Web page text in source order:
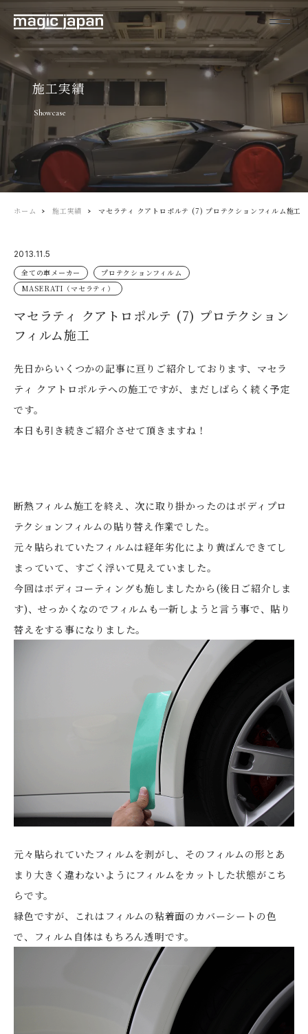
施工実績
Showcase
ホーム 施工実績 マセラティ クアトロポルテ (7) プロテクションフィルム施工
2013.11.5
全ての車メーカー
プロテクションフィルム
MASERATI（マセラティ）
マセラティ クアトロポルテ (7) プロテクション
フィルム施工
先日からいくつかの記事に亘りご紹介しております、マセラ
ティ クアトロポルテへの施工ですが、まだしばらく続く予定
です。
本日も引き続きご紹介させて頂きますね！
断熱フィルム施工を終え、次に取り掛かったのはボディプロ
テクションフィルムの貼り替え作業でした。
元々貼られていたフィルムは経年劣化により黄ばんできてし
まっていて、すごく浮いて見えていました。
今回はボディコーティングも施しましたから(後日ご紹介しま
す)、せっかくなのでフィルムも一新しようと言う事で、貼り
替えをする事になりました。
元々貼られていたフィルムを剥がし、そのフィルムの形とあ
まり大きく違わないようにフィルムをカットした状態がこち
らです。
緑色ですが、これはフィルムの粘着面のカバーシートの色
で、フィルム自体はもちろん透明です。